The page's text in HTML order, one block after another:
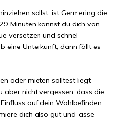
sollst, ist Germering die
29 Minuten kannst du dich von
versetzen und schnell
eine Unterkunft, dann fällt es
oder mieten solltest liegt
aber nicht vergessen, dass die
auf dein Wohlbefinden
dich also gut und lasse